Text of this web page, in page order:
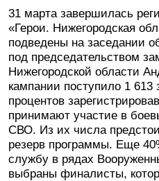
31 марта завершилась
«Герои. Нижегородская
подведены на заседании
под председательством
Нижегородской области
кампании поступило 1 613
процентов
принимают участие в
СВО. Из их числа
резерв программы. Еще
службу в рядах
выбраны финалисты,